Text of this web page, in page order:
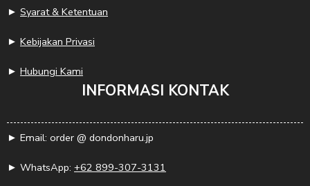
► Syarat & Ketentuan
► Kebijakan Privasi
► Hubungi Kami
INFORMASI KONTAK
► Email: order @ dondonharu.jp
► WhatsApp: +62 899-307-3131